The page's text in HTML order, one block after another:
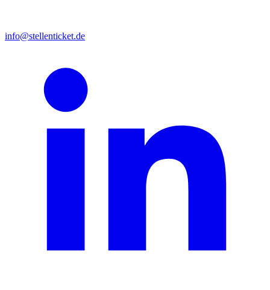
info@stellenticket.de